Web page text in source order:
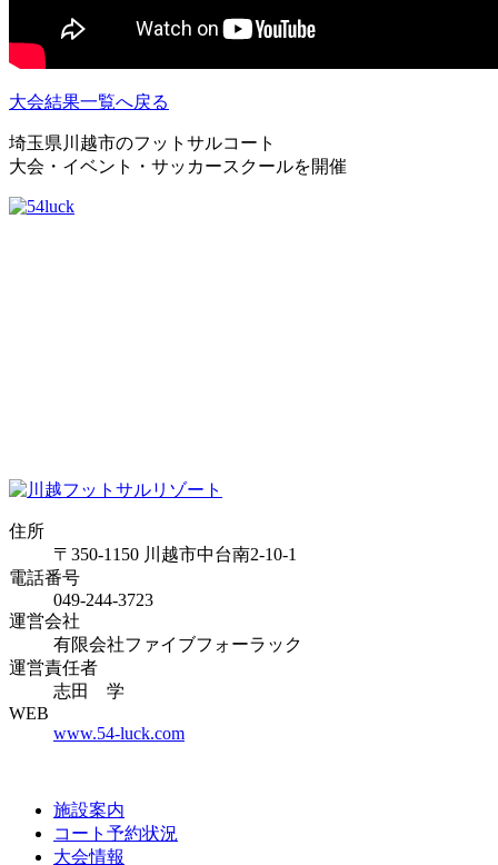
大会結果一覧へ戻る
埼玉県川越市のフットサルコート
大会・イベント・サッカースクールを開催
住所
〒350-1150 川越市中台南2-10-1
電話番号
049-244-3723
運営会社
有限会社ファイブフォーラック
運営責任者
志田 学
WEB
www.54-luck.com
施設案内
コート予約状況
大会情報